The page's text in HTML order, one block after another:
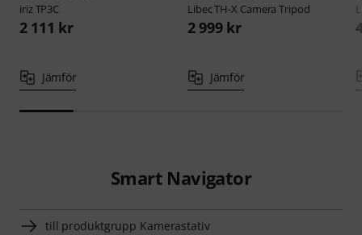
irizTP3C
2 111 kr
Jämför
LibecTH-X Camera Tripod
2 999 kr
Jämför
Smart Navigator
till produktgrupp Kamerastativ